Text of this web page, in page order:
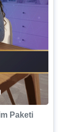
Paketi